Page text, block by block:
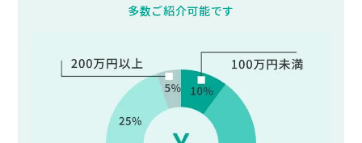
多数ご紹介可能です